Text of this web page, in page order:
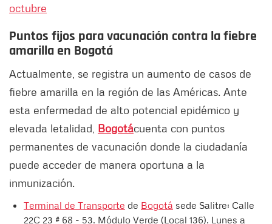
octubre
Puntos fijos para vacunación contra la fiebre
amarilla en Bogotá
Actualmente, se registra un aumento de casos de
fiebre amarilla en la región de las Américas. Ante
esta enfermedad de alto potencial epidémico y
elevada letalidad, Bogotácuenta con puntos
permanentes de vacunación donde la ciudadanía
puede acceder de manera oportuna a la
inmunización.
Terminal de Transporte de Bogotá sede Salitre: Calle
22C 23 # 68 - 53. Módulo Verde (Local 136). Lunes a